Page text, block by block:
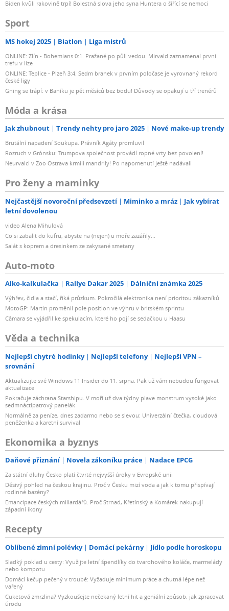
Biden kvůli rakovině trpí! Bolestná slova jeho syna Huntera o šířící se nemoci
Sport
MS hokej 2025 Biatlon Liga mistrů
ONLINE: Zlín - Bohemians 0:1. Pražané po půli vedou. Mirvald zaznamenal první
trefu v lize
ONLINE: Teplice - Plzeň 3:4. Sedm branek v prvním poločase je vyrovnaný rekord
české ligy
Gning se trápí: v Baníku je pět měsíců bez bodu! Důvody se opakují u tří trenérů
Móda a krása
Jak zhubnout Trendy nehty pro jaro 2025 Nové make-up trendy
Brutální napadení Soukupa. Právník Agáty promluvil
Rozruch v Grónsku: Trumpova společnost provádí ropné vrty bez povolení!
Neurvalci v Zoo Ostrava krmili mandrily! Po napomenutí ještě nadávali
Pro ženy a maminky
Nejčastější novoroční předsevzetí Miminko a mráz
Jak vybírat
letní dovolenou
video Alena Mihulová
Co si zabalit do kufru, abyste na (nejen) u moře zazářily...
Salát s koprem a dresinkem ze zakysané smetany
Auto-moto
Alko-kalkulačka Rallye Dakar 2025 Dálniční známka 2025
Výhřev, čidla a stačí, říká průzkum. Pokročilá elektronika není prioritou zákazníků
MotoGP: Martin proměnil pole position ve výhru v britském sprintu
Câmara se vyjádřil ke spekulacím, které ho pojí se sedačkou u Haasu
Věda a technika
Nejlepší chytré hodinky Nejlepší telefony
Nejlepší VPN –
srovnání
Aktualizujte své Windows 11 Insider do 11. srpna. Pak už vám nebudou fungovat
aktualizace
Pokračuje záchrana Starshipu. V moři už dva týdny plave monstrum vysoké jako
sedmnáctipatrový panelák
Normálně za peníze, dnes zadarmo nebo se slevou: Univerzální čtečka, cloudová
peněženka a karetní survival
Ekonomika a byznys
Daňové přiznání Novela zákoníku práce Nadace EPCG
Za státní dluhy Česko platí čtvrté nejvyšší úroky v Evropské unii
Děsivý pohled na českou krajinu. Proč v Česku mizí voda a jak k tomu přispívají
rodinné bazény?
Emancipace českých miliardářů. Proč Strnad, Křetínský a Komárek nakupují
západní ikony
Recepty
Oblíbené zimní polévky Domácí pekárny Jídlo podle horoskopu
Sladký poklad u cesty: Využijte letní špendlíky do tvarohového koláče, marmelády
nebo kompotu
Domácí kečup pečený v troubě: Vyžaduje minimum práce a chutná lépe než
vařený
Cuketová zmrzlina? Vyzkoušejte nečekaný letní hit a geniální způsob, jak zpracovat
úrodu